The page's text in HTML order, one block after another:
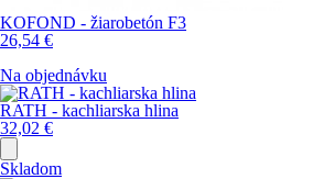
KOFOND - žiarobetón F3
26,54 €
Na objednávku
RATH - kachliarska hlina
32,02 €
Skladom